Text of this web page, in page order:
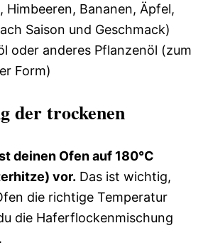
Himbeeren, Bananen, Äpfel,
Saison und Geschmack)
oder anderes Pflanzenöl (zum
Form)
der trockenen
deinen Ofen auf 180°C
vor. Das ist wichtig,
die richtige Temperatur
die Haferflockenmischung